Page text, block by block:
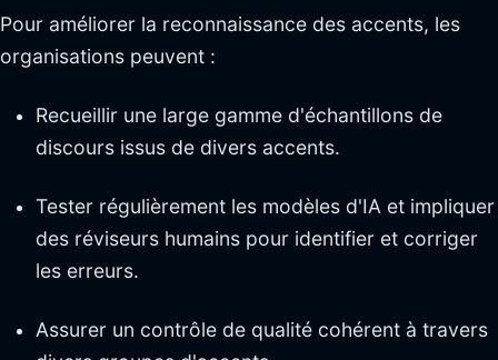
Pour améliorer la reconnaissance des accents, les
organisations peuvent :
Recueillir une large gamme d'échantillons de
discours issus de divers accents.
Tester régulièrement les modèles d'IA et impliquer
des réviseurs humains pour identifier et corriger
les erreurs.
Assurer un contrôle de qualité cohérent à travers